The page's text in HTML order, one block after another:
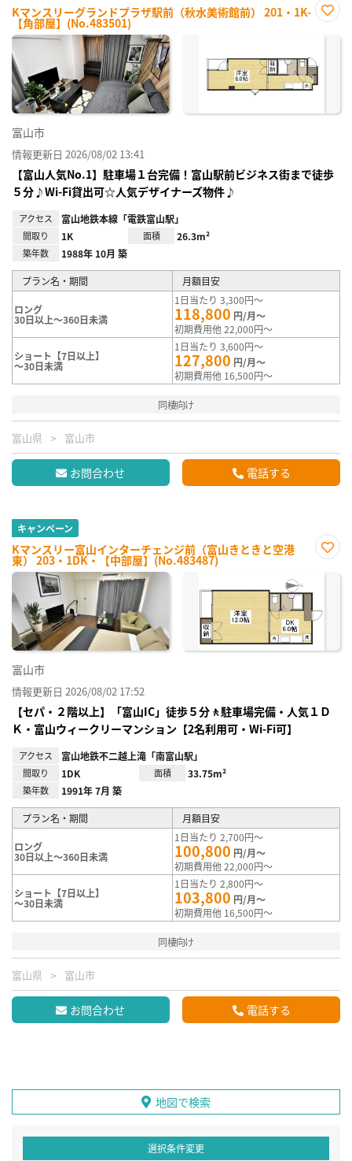
Kマンスリーグランドプラザ駅前（秋水美術館前） 201・1K-
【角部屋】(No.483501)
に入
録
富山市
情報更新日 2026/08/02 13:41
【富山人気No.1】駐車場１台完備！富山駅前ビジネス街まで徒歩
５分♪Wi-Fi貸出可☆人気デザイナーズ物件♪
アクセス 富山地鉄本線「電鉄富山駅」
間取り 1K 面積 26.3m²
築年数 1988年 10月 築
プラン名・期間 月額目安
ロング
30日以上～360日未満
1日当たり 3,300円～
118,800 円/月～
初期費用他 22,000円～
ショート【7日以上】
～30日未満
1日当たり 3,600円～
127,800 円/月～
初期費用他 16,500円～
同棲向け
富山県 富山市
お問合わせ 電話する
キャンペーン
Kマンスリー富山インターチェンジ前（富山きときと空港
東） 203・1DK・【中部屋】(No.483487)
に入
富山市
情報更新日 2026/08/02 17:52
【セパ・２階以上】「富山IC」徒歩５分🚶駐車場完備・人気１Ｄ
Ｋ・富山ウィークリーマンション【2名利用可・Wi-Fi可】
アクセス 富山地鉄不二越上滝「南富山駅」
間取り 1DK 面積 33.75m²
築年数 1991年 7月 築
プラン名・期間 月額目安
ロング
30日以上～360日未満
1日当たり 2,700円～
100,800 円/月～
初期費用他 22,000円～
ショート【7日以上】
～30日未満
1日当たり 2,800円～
103,800 円/月～
初期費用他 16,500円～
同棲向け
富山県 富山市
お問合わせ 電話する
地図で検索
選択条件変更